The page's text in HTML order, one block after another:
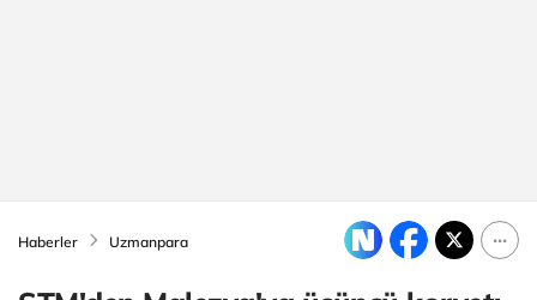
Haberler Uzmanpara